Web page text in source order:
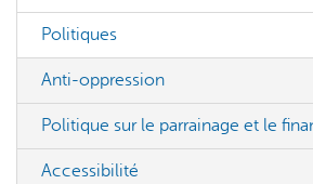
Politiques
Anti-oppression
Politique sur le parrainage et le
Accessibilité